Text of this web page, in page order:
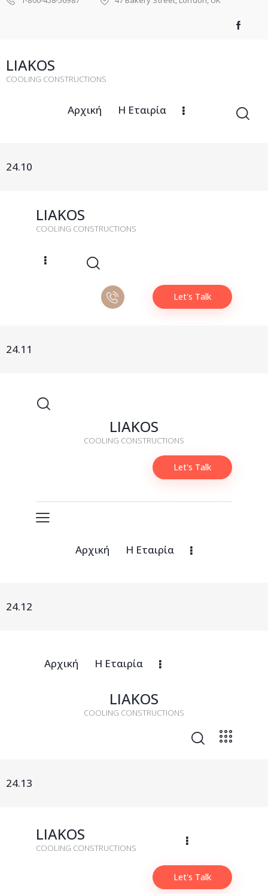
LIAKOS
COOLING CONSTRUCTIONS
Αρχική Η Εταιρία
24.10
LIAKOS
COOLING CONSTRUCTIONS
Let's Talk
24.11
LIAKOS
COOLING CONSTRUCTIONS
Let's Talk
Αρχική Η Εταιρία
24.12
Αρχική Η Εταιρία
LIAKOS
COOLING CONSTRUCTIONS
24.13
LIAKOS
COOLING CONSTRUCTIONS
Let's Talk